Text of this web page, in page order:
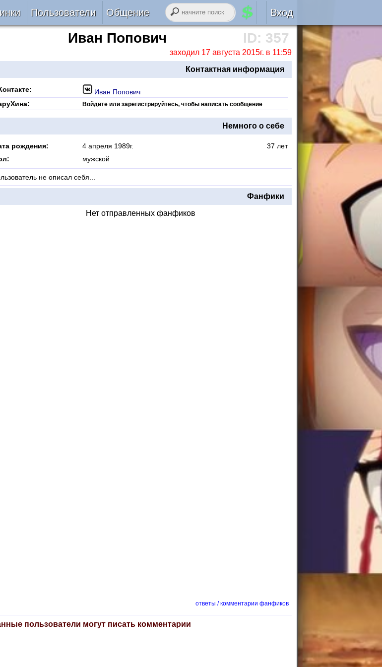
Пользователи
Авторы
Все
VIP
Онлайн
За 24 часа
Общение
Блог
Лента RSS
Вход
Авторизация
войти черезВКонтакте
забыли логин или пароль?
ID: 357
Иван Попович
заходил 17 августа 2015г. в 11:59
Контактная информация
Иван Попович
Войдите или зарегистрируйтесь, чтобы написать сообщение
Немного о себе
рождения: 4 апреля 1989г.
37 лет
мужской
не описал себя...
Фанфики
Нет отправленных фанфиков
ответы / комментарии фанфиков
пользователи могут писать комментарии